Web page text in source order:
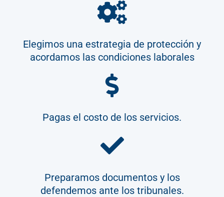
Elegimos una estrategia de protección y
acordamos las condiciones laborales
Pagas el costo de los servicios.
Preparamos documentos y los
defendemos ante los tribunales.